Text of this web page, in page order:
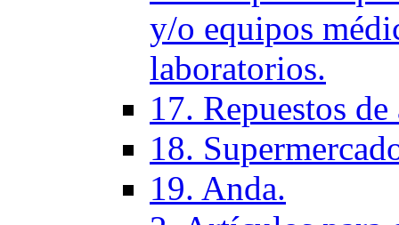
y/o equipos
laboratorios.
17. Repuestos
18.
19. Anda.